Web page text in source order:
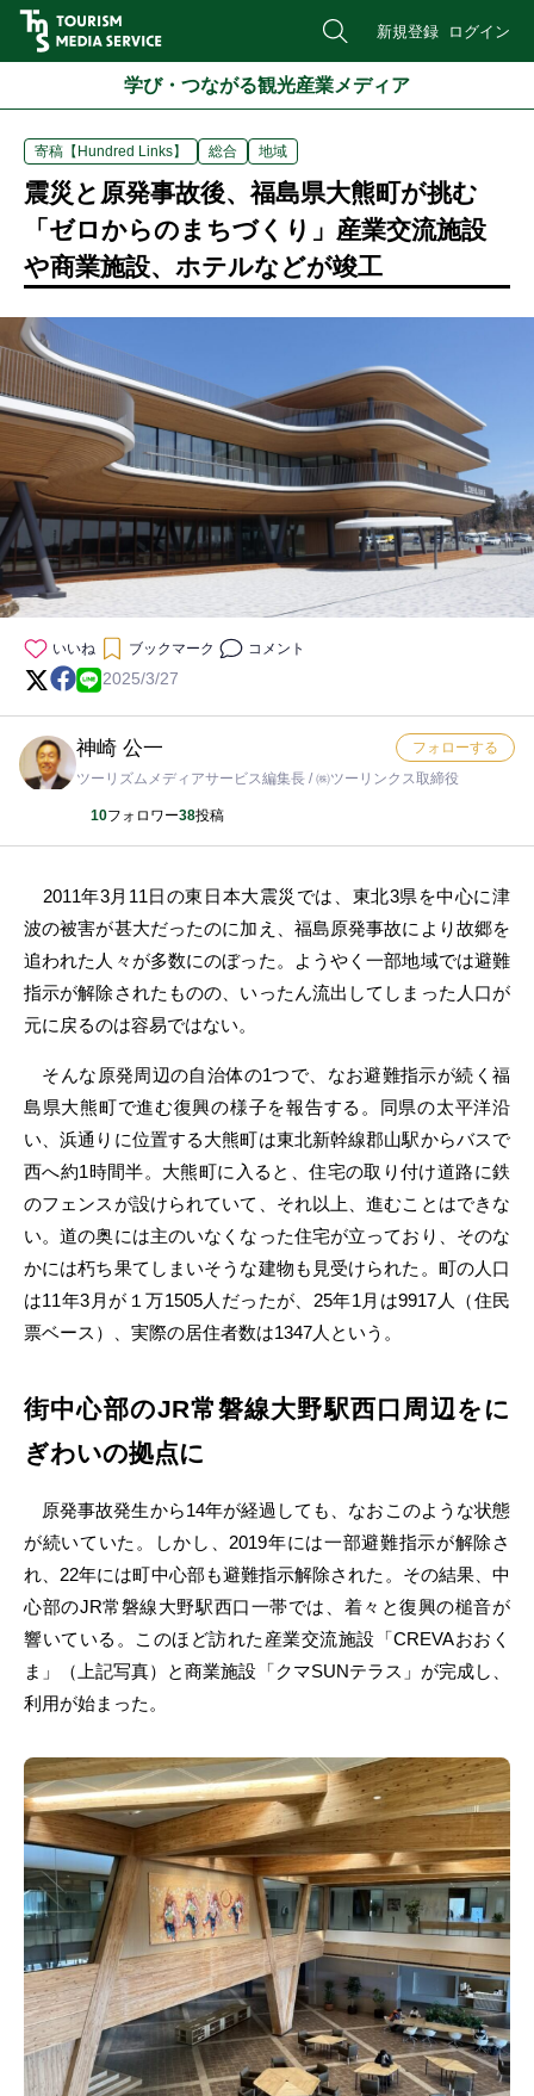
新規登録 ログイン
学び・つながる観光産業メディア
寄稿【Hundred Links】 総合 地域
震災と原発事故後、福島県大熊町が挑む
「ゼロからのまちづくり」産業交流施設
や商業施設、ホテルなどが竣工
いいね ブックマーク コメント
2025/3/27
神崎 公一
ツーリズムメディアサービス編集長 / ㈱ツーリンクス取締役
10フォロワー38投稿
フォローする
2011年3月11日の東日本大震災では、東北3県を中心に津
波の被害が甚大だったのに加え、福島原発事故により故郷を
追われた人々が多数にのぼった。ようやく一部地域では避難
指示が解除されたものの、いったん流出してしまった人口が
元に戻るのは容易ではない。
そんな原発周辺の自治体の1つで、なお避難指示が続く福
島県大熊町で進む復興の様子を報告する。同県の太平洋沿
い、浜通りに位置する大熊町は東北新幹線郡山駅からバスで
西へ約1時間半。大熊町に入ると、住宅の取り付け道路に鉄
のフェンスが設けられていて、それ以上、進むことはできな
い。道の奥には主のいなくなった住宅が立っており、そのな
かには朽ち果てしまいそうな建物も見受けられた。町の人口
は11年3月が１万1505人だったが、25年1月は9917人（住民
票ベース）、実際の居住者数は1347人という。
街中心部のJR常磐線大野駅西口周辺をに
ぎわいの拠点に
原発事故発生から14年が経過しても、なおこのような状態
が続いていた。しかし、2019年には一部避難指示が解除さ
れ、22年には町中心部も避難指示解除された。その結果、中
心部のJR常磐線大野駅西口一帯では、着々と復興の槌音が
響いている。このほど訪れた産業交流施設「CREVAおおく
ま」（上記写真）と商業施設「クマSUNテラス」が完成し、
利用が始まった。